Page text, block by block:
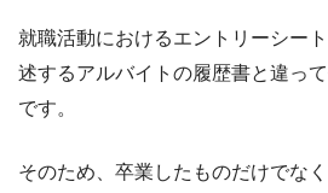
就職活動におけるエントリーシー
述するアルバイトの履歴書と違っ
です。
そのため、卒業したものだけでな